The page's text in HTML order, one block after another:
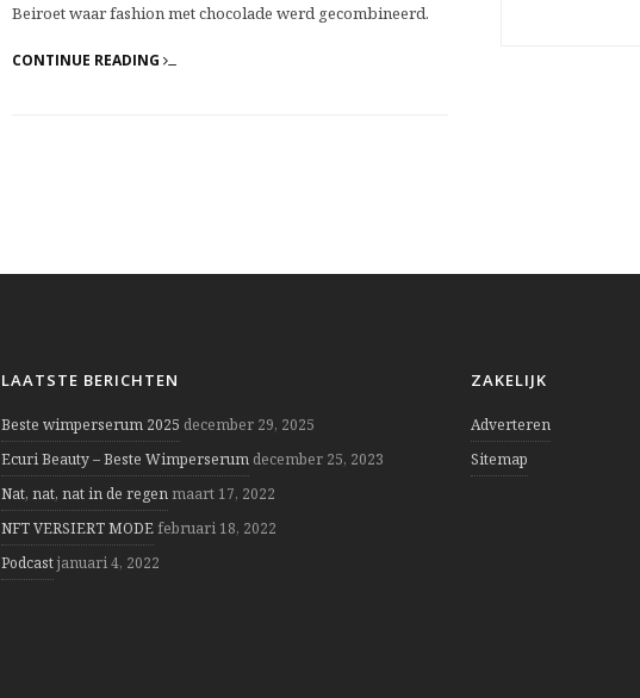
Beiroet waar fashion met chocolade werd gecombineerd.
CONTINUE READING
LAATSTE BERICHTEN
Beste wimperserum 2025 december 29, 2025
Ecuri Beauty – Beste Wimperserum december 25, 2023
Nat, nat, nat in de regen maart 17, 2022
NFT VERSIERT MODEfebruari 18, 2022
Podcastjanuari 4, 2022
ZAKELIJK
Adverteren
Sitemap